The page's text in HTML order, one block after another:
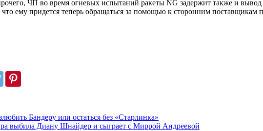
ЧП во время огневых испытаний ракеты NG задержит также и
ему придется теперь обращаться за помощью к сторонним
Бандеру или остаться без «Старлинка»
выбила Диану Шнайдер и сыграет с Миррой Андреевой